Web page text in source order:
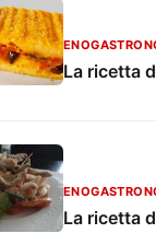
La ricetta
La ricetta